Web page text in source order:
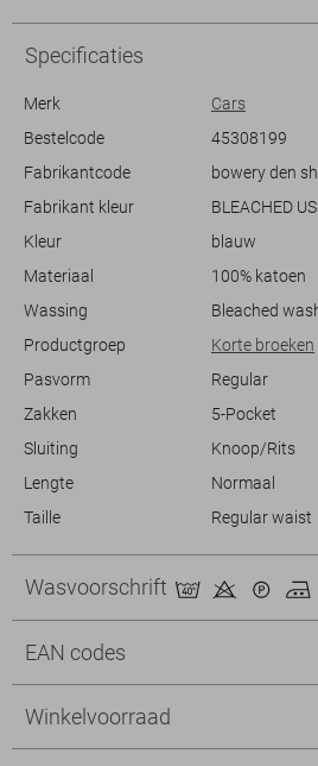
opbergruimte. De knoop- en ritssluiting
stevig en makkelijk te dragen is. Het
broek ideaal voor zowel informele
verschillende outfits. Voor een casual look
shirt en sneakers, of kies voor een netter
brunch. Dankzij de normale lengte biedt
het park, deze short is een betrouwbare
uitziet.
Specificaties
Merk
Cars
Bestelcode
45308199
Fabrikantcode
bowery den
Fabrikant kleur
BLEACHED
Kleur
blauw
Materiaal
100% katoen
Wassing
Bleached
Productgroep
Korte broeken
Pasvorm
Regular
Zakken
5-Pocket
Sluiting
Knoop/Rits
Lengte
Normaal
Taille
Regular waist
Wasvoorschrift
EAN codes
Winkelvoorraad